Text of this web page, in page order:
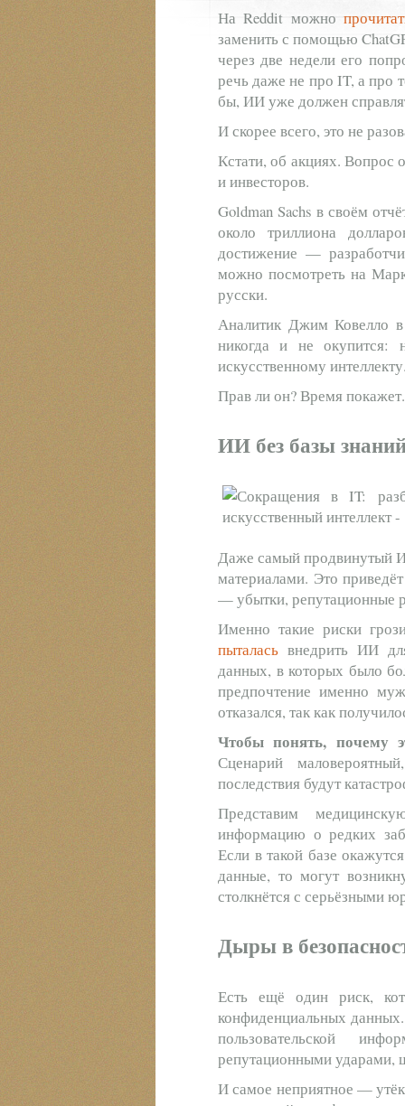
На Reddit можно
заменить с помощью
через две недели его
речь даже не про IT, а про
бы, ИИ уже должен
И скорее всего, это не
Кстати, об акциях. Вопрос
и инвесторов.
Goldman Sachs в своём
около триллиона
достижение —
можно посмотреть на
русски.
Аналитик Джим Ковелло в
никогда и не окупится:
искусственному
Прав ли он? Время
ИИ без базы
Даже самый продвинутый
материалами. Это
— убытки, репутационные
Именно такие риски
пыталась внедрить ИИ
данных, в которых было
предпочтение именно
отказался, так как
Чтобы понять, почему
Сценарий
последствия будут
Представим
информацию о редких
Если в такой базе
данные, то могут
столкнётся с серьёзными
Дыры в
Есть ещё один риск,
конфиденциальных данных.
пользовательской
репутационными ударами,
И самое неприятное —